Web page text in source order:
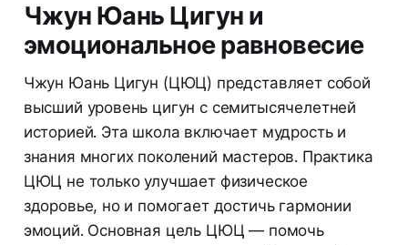
Чжун Юань Цигун и
эмоциональное равновесие
Чжун Юань Цигун (ЦЮЦ) представляет собой
высший уровень цигун с семитысячелетней
историей. Эта школа включает мудрость и
знания многих поколений мастеров. Практика
ЦЮЦ не только улучшает физическое
здоровье, но и помогает достичь гармонии
эмоций. Основная цель ЦЮЦ — помочь